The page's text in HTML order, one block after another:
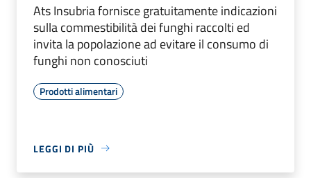
Ats Insubria fornisce gratuitamente indicazioni
sulla commestibilità dei funghi raccolti ed
invita la popolazione ad evitare il consumo di
funghi non conosciuti
Prodotti alimentari
LEGGI DI PIÙ